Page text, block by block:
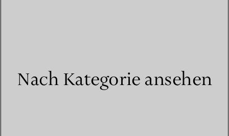
Nach Kategorie ansehen